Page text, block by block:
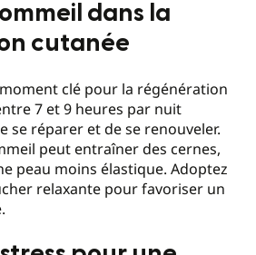
dans la
cutanée
clé pour la régénération
7 et 9 heures par nuit
se réparer et de se renouveler.
peut entraîner des cernes,
peau moins élastique. Adoptez
relaxante pour favoriser un